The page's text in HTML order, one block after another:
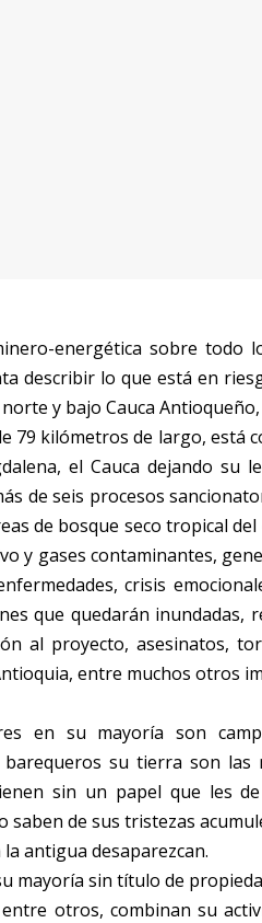
energética sobre todo
describir lo que está en
y bajo Cauca
79 kilómetros de largo, está
el Cauca dejando su
de seis procesos
de bosque seco tropical
y gases contaminantes,
crisis
que quedarán inundadas,
al proyecto, asesinatos,
entre muchos otros
en su mayoría son
su tierra son
sin un papel que les
de sus tristezas
antigua desaparezcan.
mayoría sin título de
otros, combinan su